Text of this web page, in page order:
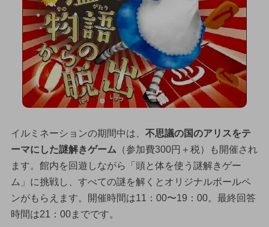
イルミネーションの期間中は、 不思議の国のアリスをテ
ーマにした謎解きゲーム （参加費300円＋税）も開催され
ます。館内を回遊しながら「頭と体を使う謎解きゲー
ム」に挑戦し、すべての謎を解くとオリジナルボールペ
ンがもらえます。開催時間は11：00〜19：00。最終回答
時間は21：00までです。